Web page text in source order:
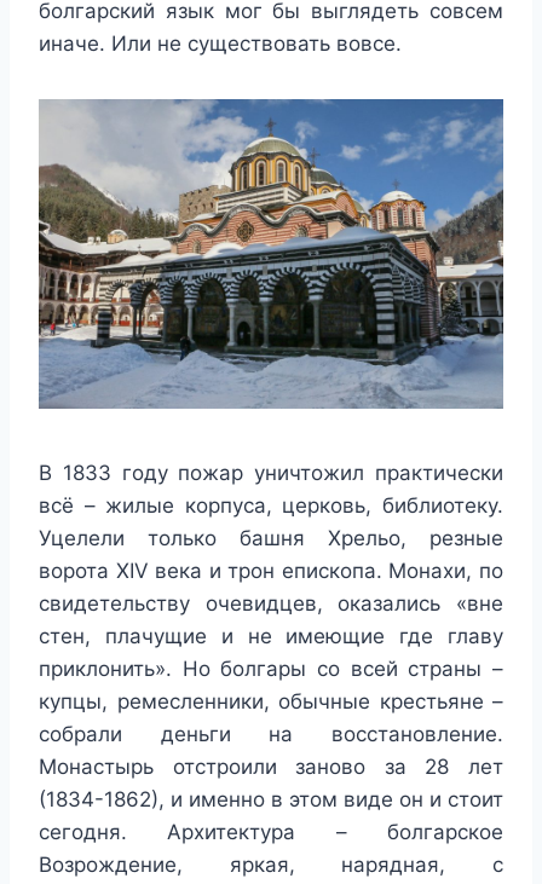
болгарский язык мог бы выглядеть совсем
иначе. Или не существовать вовсе.
В 1833 году пожар уничтожил практически
всё – жилые корпуса, церковь, библиотеку.
Уцелели только башня Хрельо, резные
ворота XIV века и трон епископа. Монахи, по
свидетельству очевидцев, оказались «вне
стен, плачущие и не имеющие где главу
приклонить». Но болгары со всей страны –
купцы, ремесленники, обычные крестьяне –
собрали деньги на восстановление.
Монастырь отстроили заново за 28 лет
(1834-1862), и именно в этом виде он и стоит
сегодня. Архитектура – болгарское
Возрождение, яркая, нарядная, с